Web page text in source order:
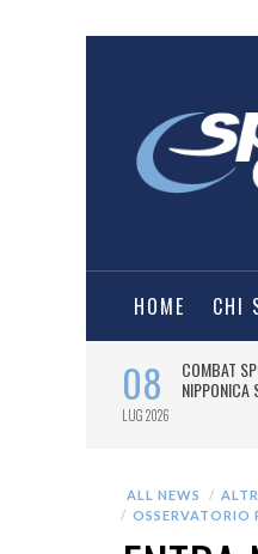
HOME CHI
08
LUG 2026
COMBAT
NIPPONICA
ALL NEWS
OSSERVATORIO